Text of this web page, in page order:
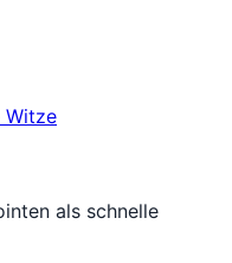
Witze
als schnelle